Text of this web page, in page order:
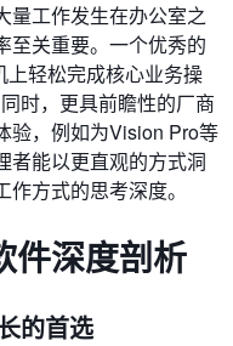
量工作发生在办公室之
至关重要。一个优秀的
轻松完成核心业务操
时，更具前瞻性的厂商
验，例如为Vision Pro等
者能以更直观的方式洞
方式的思考深度。
件深度剖析
的首选